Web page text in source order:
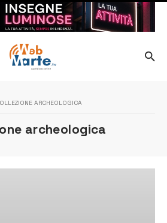
ARCHEOLOGICA
archeologica